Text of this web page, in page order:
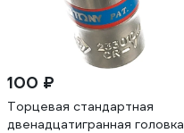
100 ₽
Торцевая стандартная
двенадцатигранная головка